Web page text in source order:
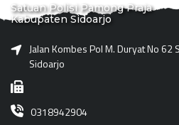
Satuan Polisi Pamong Praja
Kabupaten Sidoarjo
Jalan Kombes Pol M. Duryat No 62
Sidoarjo
0318942904